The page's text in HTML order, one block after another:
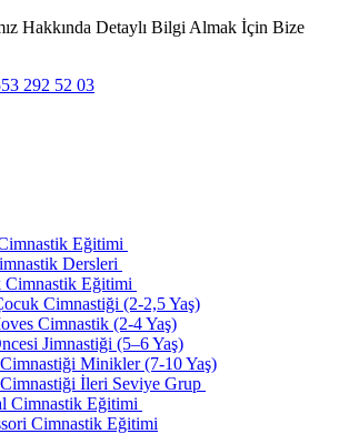
Hakkında Detaylı Bilgi Almak İçin Bize
292 52 03
Eğitimi
Dersleri
Cimnastik Eğitimi
Cimnastiği (2-2,5 Yaş)
Cimnastik (2-4 Yaş)
Jimnastiği (5–6 Yaş)
Minikler (7-10 Yaş)
İleri Seviye Grup
Cimnastik Eğitimi
Cimnastik Eğitimi